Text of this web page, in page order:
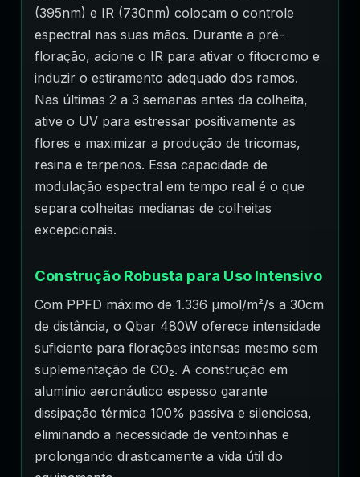
(395nm) e IR (730nm) colocam o controle
espectral nas suas mãos. Durante a pré-
floração, acione o IR para ativar o fitocromo e
induzir o estiramento adequado dos ramos.
Nas últimas 2 a 3 semanas antes da colheita,
ative o UV para estressar positivamente as
flores e maximizar a produção de tricomas,
resina e terpenos. Essa capacidade de
modulação espectral em tempo real é o que
separa colheitas medianas de colheitas
excepcionais.
Construção Robusta para Uso Intensivo
Com PPFD máximo de 1.336 µmol/m²/s a 30cm
de distância, o Qbar 480W oferece intensidade
suficiente para florações intensas mesmo sem
suplementação de CO₂. A construção em
alumínio aeronáutico espesso garante
dissipação térmica 100% passiva e silenciosa,
eliminando a necessidade de ventoinhas e
prolongando drasticamente a vida útil do